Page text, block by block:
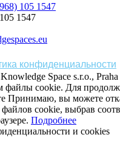
105 1547
1547
конфиденциальности
Space s.r.o., Praha
файлы cookie. Для
Принимаю, вы можете
файлов cookie, выбрав
Подробнее
и cookies